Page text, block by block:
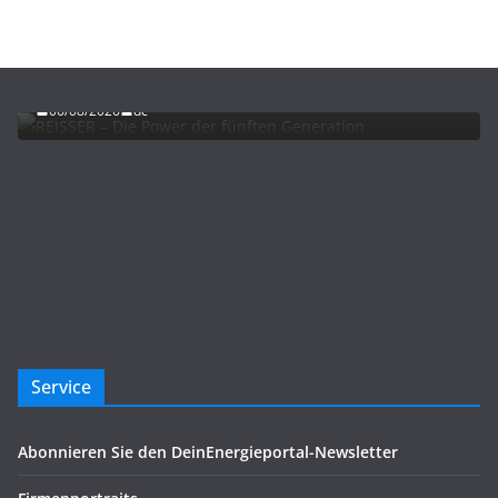
REISSER – Die Power der fünften Generation
06/08/2026 dc
Service
Abonnieren Sie den DeinEnergieportal-Newsletter